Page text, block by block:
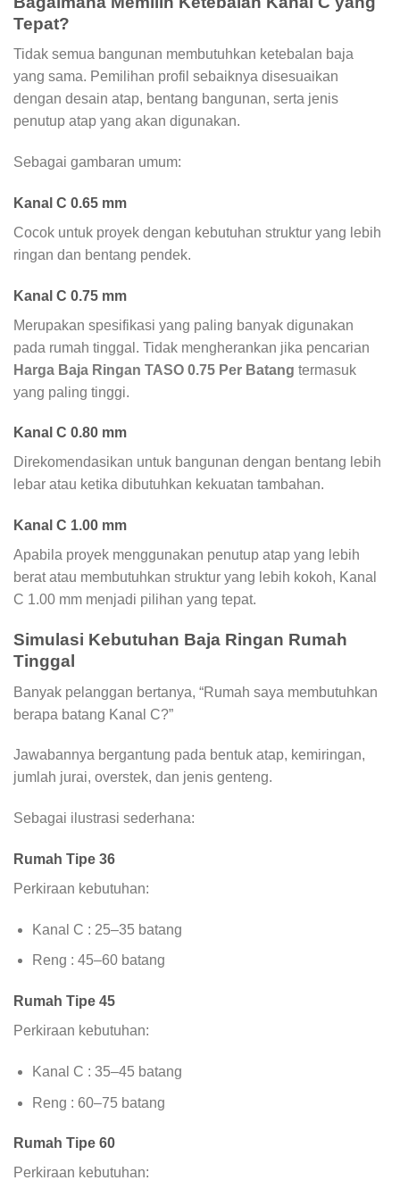
Tepat?
Tidak semua bangunan membutuhkan ketebalan baja
yang sama. Pemilihan profil sebaiknya disesuaikan
dengan desain atap, bentang bangunan, serta jenis
penutup atap yang akan digunakan.
Sebagai gambaran umum:
Kanal C 0.65 mm
Cocok untuk proyek dengan kebutuhan struktur yang lebih
ringan dan bentang pendek.
Kanal C 0.75 mm
Merupakan spesifikasi yang paling banyak digunakan
pada rumah tinggal. Tidak mengherankan jika pencarian
Harga Baja Ringan TASO 0.75 Per Batang termasuk
yang paling tinggi.
Kanal C 0.80 mm
Direkomendasikan untuk bangunan dengan bentang lebih
lebar atau ketika dibutuhkan kekuatan tambahan.
Kanal C 1.00 mm
Apabila proyek menggunakan penutup atap yang lebih
berat atau membutuhkan struktur yang lebih kokoh, Kanal
C 1.00 mm menjadi pilihan yang tepat.
Simulasi Kebutuhan Baja Ringan Rumah
Tinggal
Banyak pelanggan bertanya, “Rumah saya membutuhkan
berapa batang Kanal C?”
Jawabannya bergantung pada bentuk atap, kemiringan,
jumlah jurai, overstek, dan jenis genteng.
Sebagai ilustrasi sederhana:
Rumah Tipe 36
Perkiraan kebutuhan:
Kanal C : 25–35 batang
Reng : 45–60 batang
Rumah Tipe 45
Perkiraan kebutuhan:
Kanal C : 35–45 batang
Reng : 60–75 batang
Rumah Tipe 60
Perkiraan kebutuhan: